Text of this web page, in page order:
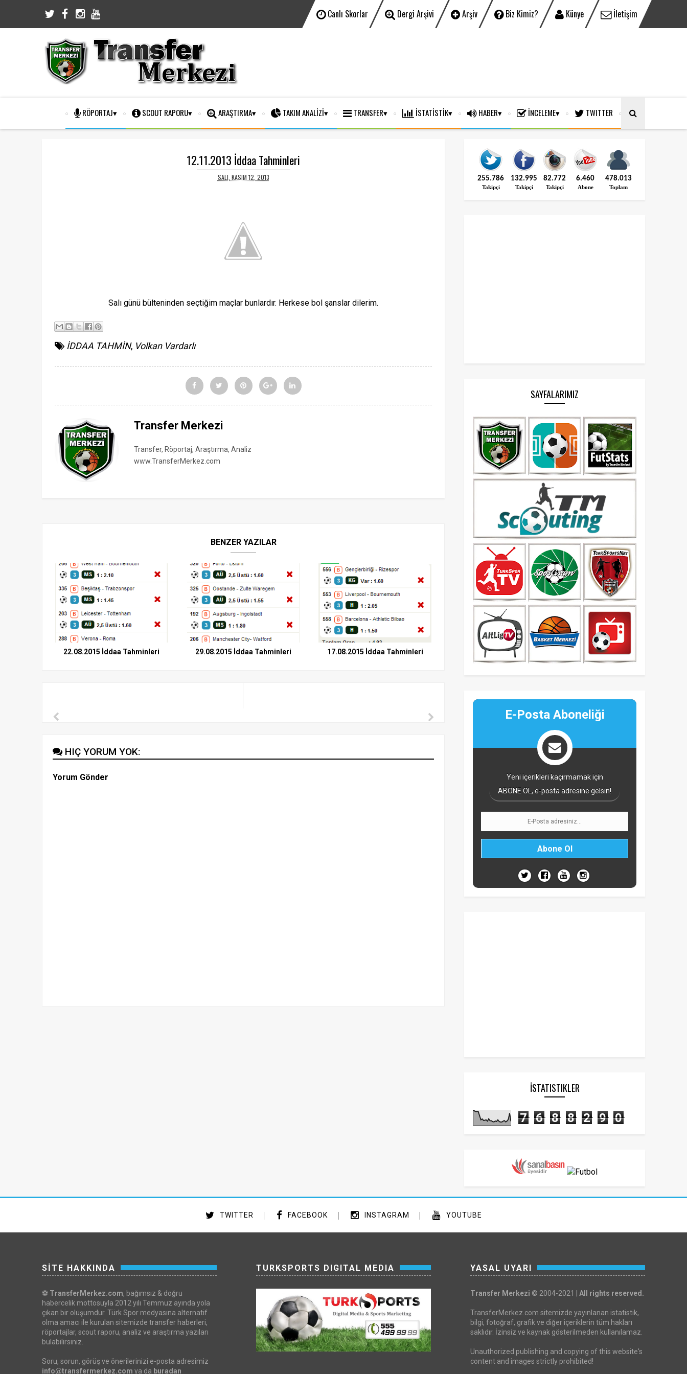
Canlı Skorlar Dergi Arşivi Arşiv Biz Kimiz? Künye İletişim
RÖPORTAJ SCOUT RAPORU ARAŞTIRMA TAKIM ANALİZİ TRANSFER İSTATİSTİK HABER İNCELEME TWITTER
12.11.2013 İddaa Tahminleri
SALI, KASIM 12, 2013
Salı günü bülteninden seçtiğim maçlar bunlardır. Herkese bol şanslar dilerim.
İDDAA TAHMİN, Volkan Vardarlı
Transfer Merkezi
Transfer, Röportaj, Araştırma, Analiz
www.TransferMerkez.com
BENZER YAZILAR
22.08.2015 İddaa Tahminleri 29.08.2015 İddaa Tahminleri 17.08.2015 İddaa Tahminleri
HIÇ YORUM YOK:
Yorum Gönder
255.786
Takipçi
132.995
Takipçi
82.772
Takipçi
6.460
Abone
478.013
Toplam
SAYFALARIMIZ
E-Posta Aboneliği
Yeni içerikleri kaçırmamak için
ABONE OL, e-posta adresine gelsin!
İSTATISTIKLER
7 6 8 8 2 9 0
TWITTER FACEBOOK INSTAGRAM YOUTUBE
SİTE HAKKINDA
⚽ TransferMerkez.com, bağımsız & doğru
habercelik mottosuyla 2012 yılı Temmuz ayında yola
çıkan bir oluşumdur. Türk Spor medyasına alternatif
olma amacı ile kurulan sitemizde transfer haberleri,
röportajlar, scout raporu, analiz ve araştırma yazıları
bulabilirsiniz.
Soru, sorun, görüş ve önerilerinizi e-posta adresimiz
info@transfermerkez.com ya da buradan
TURKSPORTS DIGITAL MEDIA YASAL UYARI
Transfer Merkezi © 2004-2021 | All rights reserved.
TransferMerkez.com sitemizde yayınlanan istatistik,
bilgi, fotoğraf, grafik ve diğer içeriklerin tüm hakları
saklıdır. İzinsiz ve kaynak gösterilmeden kullanılamaz.
Unauthorized publishing and copying of this website's
content and images strictly prohibited!